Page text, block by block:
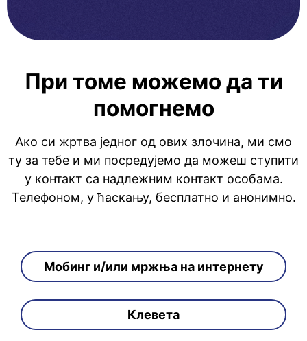
При томе можемо да ти
помогнемо
Ако си жртва једног од ових злочина, ми смо
ту за тебе и ми посредујемо да можеш ступити
у контакт са надлежним контакт особама.
Телефоном, у ћаскању, бесплатно и анонимно.
Мобинг и/или мржња на интернету
Клевета